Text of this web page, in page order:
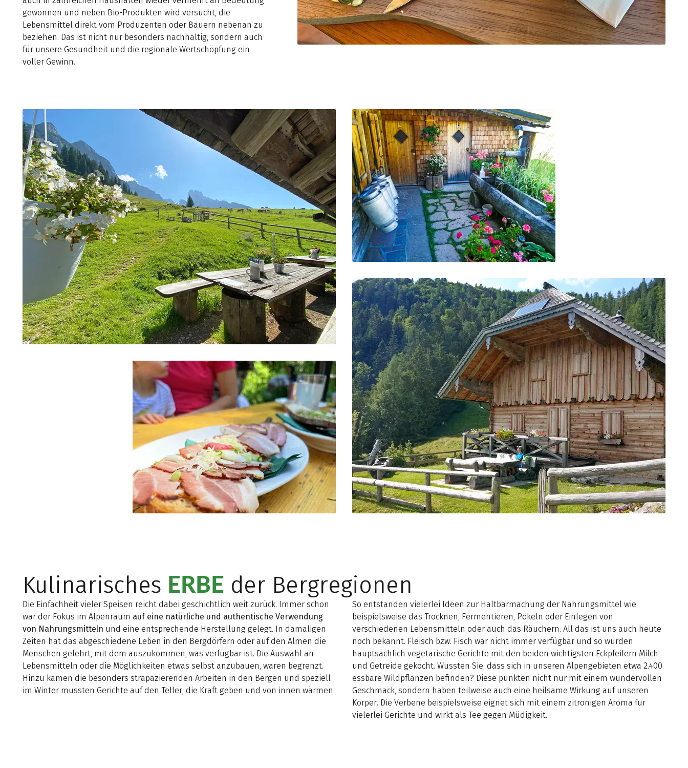
gewonnen und neben Bio-Produkten wird versucht, die
Lebensmittel direkt vom Produzenten oder Bauern nebenan zu
beziehen. Das ist nicht nur besonders nachhaltig, sondern auch
für unsere Gesundheit und die regionale Wertschöpfung ein
voller Gewinn.
Kulinarisches ERBE der Bergregionen
Die Einfachheit vieler Speisen reicht dabei geschichtlich weit zurück. Immer schon
war der Fokus im Alpenraum auf eine natürliche und authentische Verwendung
von Nahrungsmitteln und eine entsprechende Herstellung gelegt. In damaligen
Zeiten hat das abgeschiedene Leben in den Bergdörfern oder auf den Almen die
Menschen gelehrt, mit dem auszukommen, was verfügbar ist. Die Auswahl an
Lebensmitteln oder die Möglichkeiten etwas selbst anzubauen, waren begrenzt.
Hinzu kamen die besonders strapazierenden Arbeiten in den Bergen und speziell
im Winter mussten Gerichte auf den Teller, die Kraft geben und von innen wärmen.
So entstanden vielerlei Ideen zur Haltbarmachung der Nahrungsmittel wie
beispielsweise das Trocknen, Fermentieren, Pökeln oder Einlegen von
verschiedenen Lebensmitteln oder auch das Räuchern. All das ist uns auch heute
noch bekannt. Fleisch bzw. Fisch war nicht immer verfügbar und so wurden
hauptsächlich vegetarische Gerichte mit den beiden wichtigsten Eckpfeilern Milch
und Getreide gekocht. Wussten Sie, dass sich in unseren Alpengebieten etwa 2.400
essbare Wildpflanzen befinden? Diese punkten nicht nur mit einem wundervollen
Geschmack, sondern haben teilweise auch eine heilsame Wirkung auf unseren
Körper. Die Verbene beispielsweise eignet sich mit einem zitronigen Aroma für
vielerlei Gerichte und wirkt als Tee gegen Müdigkeit.